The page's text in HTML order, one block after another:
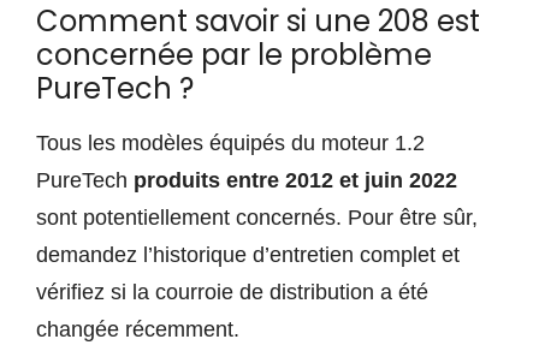
Comment savoir si une 208 est
concernée par le problème
PureTech ?
Tous les modèles équipés du moteur 1.2
PureTech produits entre 2012 et juin 2022
sont potentiellement concernés. Pour être sûr,
demandez l’historique d’entretien complet et
vérifiez si la courroie de distribution a été
changée récemment.